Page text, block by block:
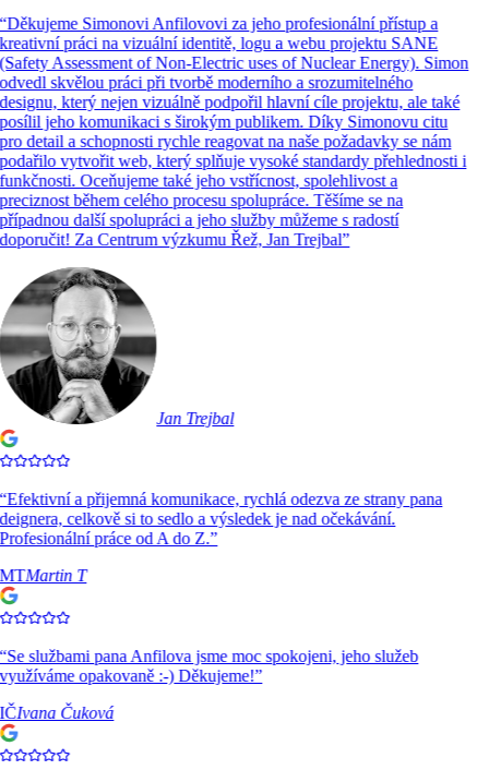
Děkujeme Simonovi Anfilovovi za jeho profesionální přístup a
práci na vizuální identitě, logu a webu projektu SANE
Assessment of Non-Electric uses of Nuclear Energy). Simon
skvělou práci při tvorbě moderního a srozumitelného
který nejen vizuálně podpořil hlavní cíle projektu, ale také
jeho komunikaci s širokým publikem. Díky Simonovu citu
detail a schopnosti rychle reagovat na naše požadavky se nám
vytvořit web, který splňuje vysoké standardy přehlednosti i
Oceňujeme také jeho vstřícnost, spolehlivost a
během celého procesu spolupráce. Těšíme se na
další spolupráci a jeho služby můžeme s radostí
Za Centrum výzkumu Řež, Jan Trejbal”
Jan Trejbal
Efektivní a přijemná komunikace, rychlá odezva ze strany pana
celkově si to sedlo a výsledek je nad očekávání.
práce od A do Z.”
Martin T
Se službami pana Anfilova jsme moc spokojeni, jeho služeb
opakovaně :-) Děkujeme!”
Ivana Čuková